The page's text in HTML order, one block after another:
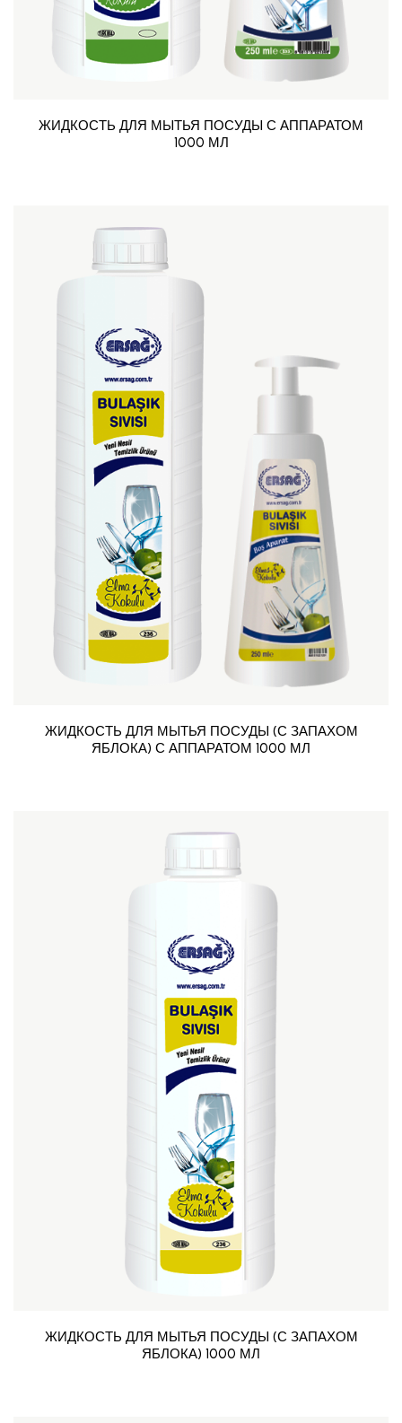
ЖИДКОСТЬ ДЛЯ МЫТЬЯ ПОСУДЫ С АППАРАТОМ
1000 МЛ
ЖИДКОСТЬ ДЛЯ МЫТЬЯ ПОСУДЫ (С ЗАПАХОМ
ЯБЛОКА) С АППАРАТОМ 1000 МЛ
ЖИДКОСТЬ ДЛЯ МЫТЬЯ ПОСУДЫ (С ЗАПАХОМ
ЯБЛОКА) 1000 МЛ